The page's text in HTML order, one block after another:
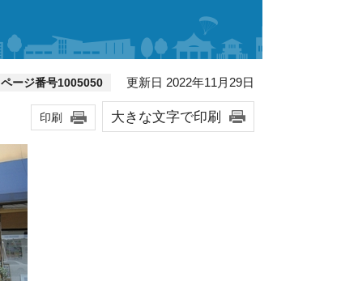
ページ番号1005050 更新日 2022年11月29日
印刷 大きな文字で印刷